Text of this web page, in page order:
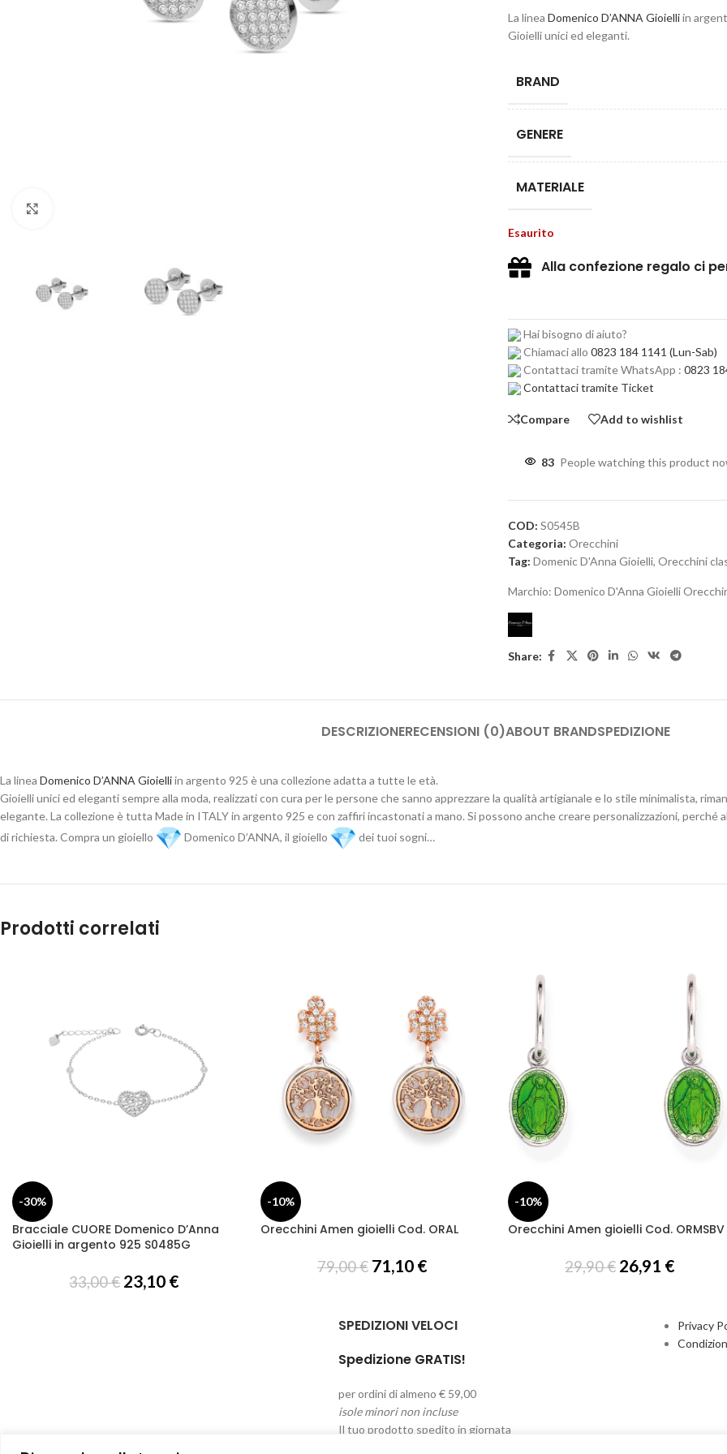
La linea Domenico D’ANNA Gioielliin
Gioielli unici ed eleganti.
BRAND
GENERE
MATERIALE
Esaurito
Alla confezione regalo ci
Hai bisogno di aiuto?
Chiamaci allo 0823 184 1141 (Lun-Sab)
Contattaci tramite WhatsApp : 0823
Contattaci tramite Ticket
Compare Add to wishlist
83 People watching this product
COD: S0545B
Categoria: Orecchini
Tag: Domenic D'Anna Gioielli, Orecchini
Marchio: Domenico D'Anna Gioielli
Share:
DESCRIZIONERECENSIONI (0)ABOUT BRANDSPEDIZIONE
La linea Domenico D’ANNA Gioielliin argento 925 è una collezione adatta a tutte le età.
Gioielli unici ed eleganti sempre alla moda, realizzati con cura per le persone che sanno apprezzare la qualità artigianale e lo stile minimalista,
elegante. La collezione è tutta Made in ITALY in argento 925 e con zaffiri incastonati a mano. Si possono anche creare personalizzazioni,
di richiesta. Compra un gioiello
Domenico D’ANNA, il gioiello dei tuoi sogni…
Prodotti correlati
-30%
Bracciale CUORE Domenico D’Anna
Gioielli in argento 925 S0485G
33,00€ 23,10 €
-10%
Orecchini Amen gioielli Cod. ORAL
79,00€ 71,10 €
-10%
Orecchini Amen gioielli Cod. ORMSBV
29,90€ 26,91 €
SPEDIZIONI VELOCI
Spedizione GRATIS!
per ordini di almeno € 59,00
isole minori non incluse
Il tuo prodotto spedito in giornata
Privacy